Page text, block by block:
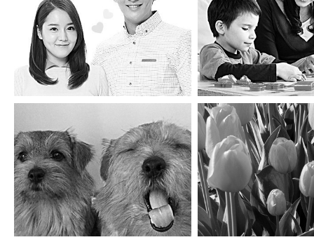
사랑커플 아이실리콘
아이리하우스 미림원예종묘